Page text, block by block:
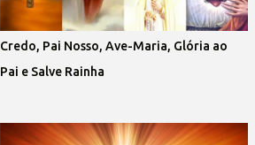
Credo, Pai Nosso, Ave-Maria, Glória ao
Pai e Salve Rainha